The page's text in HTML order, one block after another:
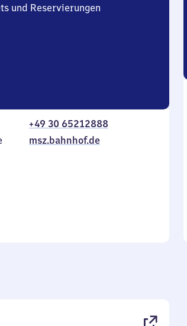
und Reservierungen
+49 30 65212888
msz.bahnhof.de